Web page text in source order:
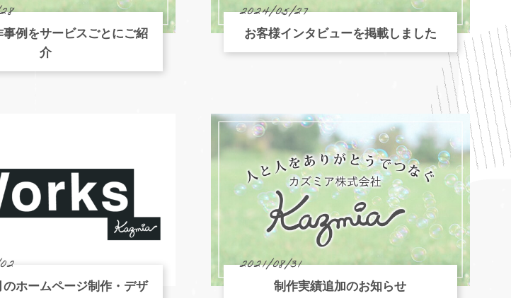
例をサービスごとにご紹
介
2024/05/27
お客様インタビューを掲載しました
ホームページ制作・デザ
2021/08/31
制作実績追加のお知らせ